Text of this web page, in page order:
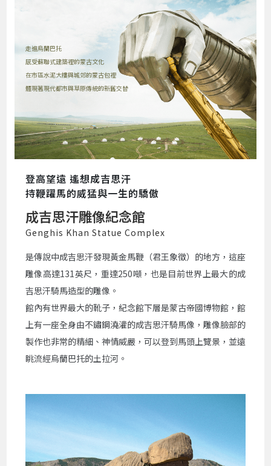
走進烏蘭巴托
感受蘇聯式建築裡的蒙古文化
在市區水泥大樓與城郊的蒙古包裡
體現著現代都市與草原傳統的新舊交替
登高望遠 遙想成吉思汗
持鞭躍馬的威猛與一生的驕傲
成吉思汗雕像紀念館
Genghis Khan Statue Complex
是傳說中成吉思汗發現黃金馬鞭（君王象徵）的地方，這座
雕像高達131英尺，重達250噸，也是目前世界上最大的成
吉思汗騎馬造型的雕像。
館內有世界最大的靴子，紀念館下層是蒙古帝國博物館，館
上有一座全身由不鏽鋼澆灌的成吉思汗騎馬像，雕像臉部的
製作也非常的精細、神情威嚴，可以登到馬頭上覽景，並遠
眺流經烏蘭巴托的土拉河。